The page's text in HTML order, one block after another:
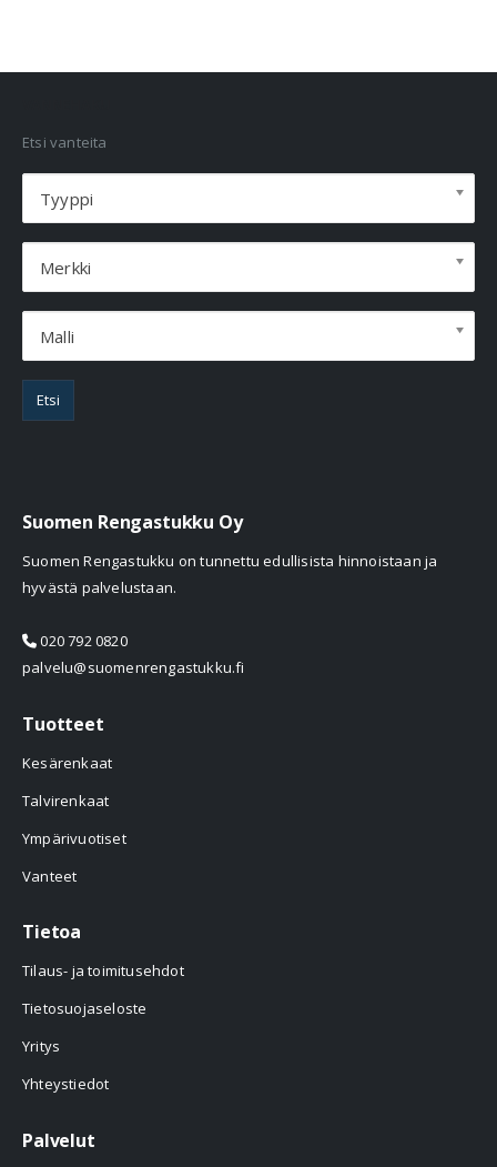
Etsi vanteita
Tyyppi
Merkki
Malli
Etsi
Suomen Rengastukku Oy
Suomen Rengastukku on tunnettu edullisista hinnoistaan ja
hyvästä palvelustaan.
020 792 0820
palvelu@suomenrengastukku.fi
Tuotteet
Kesärenkaat
Talvirenkaat
Ympärivuotiset
Vanteet
Tietoa
Tilaus- ja toimitusehdot
Tietosuojaseloste
Yritys
Yhteystiedot
Palvelut